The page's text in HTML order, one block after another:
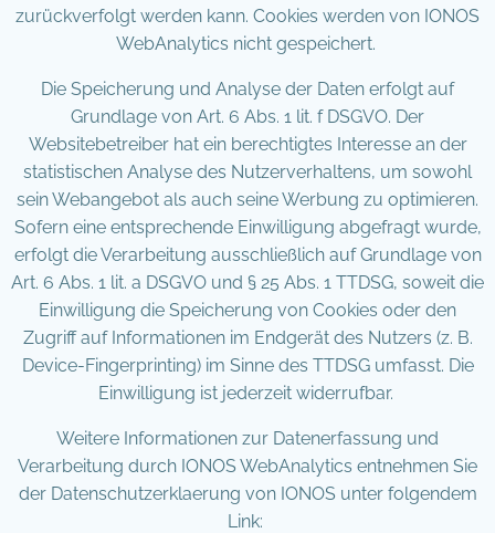
zurückverfolgt werden kann. Cookies werden von IONOS
WebAnalytics nicht gespeichert.
Die Speicherung und Analyse der Daten erfolgt auf
Grundlage von Art. 6 Abs. 1 lit. f DSGVO. Der
Websitebetreiber hat ein berechtigtes Interesse an der
statistischen Analyse des Nutzerverhaltens, um sowohl
sein Webangebot als auch seine Werbung zu optimieren.
Sofern eine entsprechende Einwilligung abgefragt wurde,
erfolgt die Verarbeitung ausschließlich auf Grundlage von
Art. 6 Abs. 1 lit. a DSGVO und § 25 Abs. 1 TTDSG, soweit die
Einwilligung die Speicherung von Cookies oder den
Zugriff auf Informationen im Endgerät des Nutzers (z. B.
Device-Fingerprinting) im Sinne des TTDSG umfasst. Die
Einwilligung ist jederzeit widerrufbar.
Weitere Informationen zur Datenerfassung und
Verarbeitung durch IONOS WebAnalytics entnehmen Sie
der Datenschutzerklaerung von IONOS unter folgendem
Link: